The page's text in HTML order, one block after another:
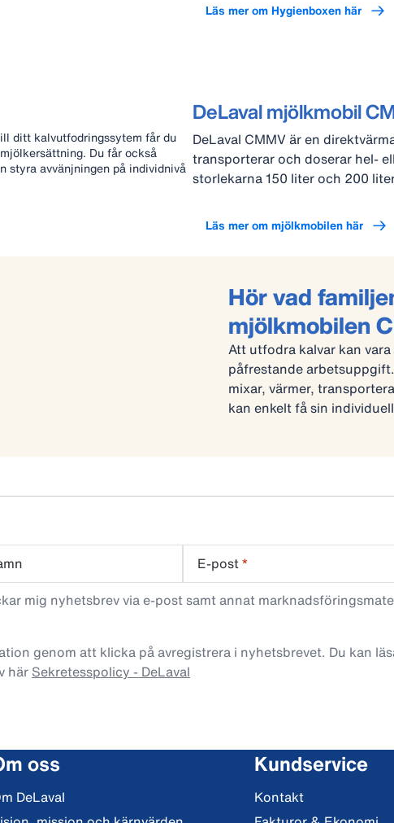
Läs mer om Hygienboxen här
ditt kalvutfodringssytem får du
Du får också
styra avvänjningen på individnivå
DeLaval mjölkmobil
DeLaval CMMV är en
transporterar och doserar hel-
storlekarna 150 liter och 200
Läs mer om mjölkmobilen här
Hör vad
mjölkmobilen
Att utfodra kalvar kan
påfrestande
mixar, värmer,
kan enkelt få sin
E-post*
mig nyhetsbrev via e-post samt annat
genom att klicka på avregistrera i nyhetsbrevet. Du kan
här Sekretesspolicy - DeLaval
oss
DeLaval
Kundservice
Kontakt